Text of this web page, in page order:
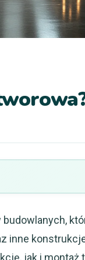
inne
jak i montaż